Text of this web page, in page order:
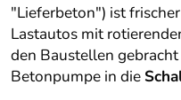
"Lieferbeton") ist
Lastautos mit
den Baustellen
Betonpumpe in die